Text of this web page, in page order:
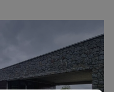
s touto významnou